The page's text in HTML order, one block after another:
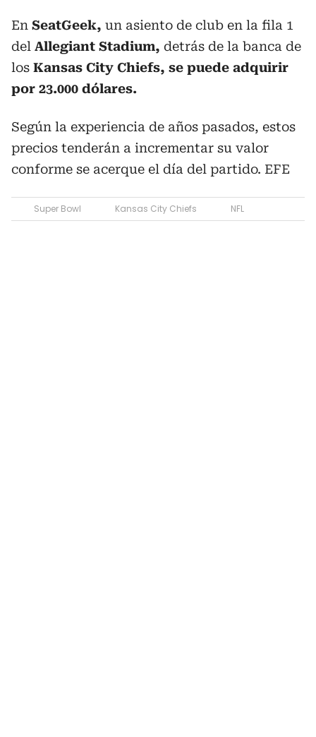
En SeatGeek, un asiento de club en la fila 1
del Allegiant Stadium, detrás de la banca de
los Kansas City Chiefs, se puede adquirir
por 23.000 dólares.
Según la experiencia de años pasados, estos
precios tenderán a incrementar su valor
conforme se acerque el día del partido. EFE
Super Bowl Kansas City Chiefs NFL